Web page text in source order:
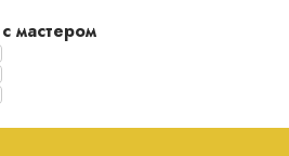
мастером